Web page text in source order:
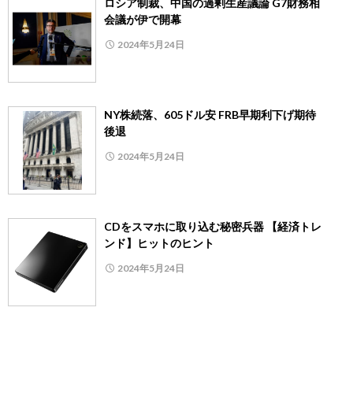
ロシア制裁、中国の過剰生産議論 G7財務相
会議が伊で開幕
2024年5月24日
NY株続落、605ドル安 FRB早期利下げ期待
後退
2024年5月24日
CDをスマホに取り込む秘密兵器 【経済トレ
ンド】ヒットのヒント
2024年5月24日